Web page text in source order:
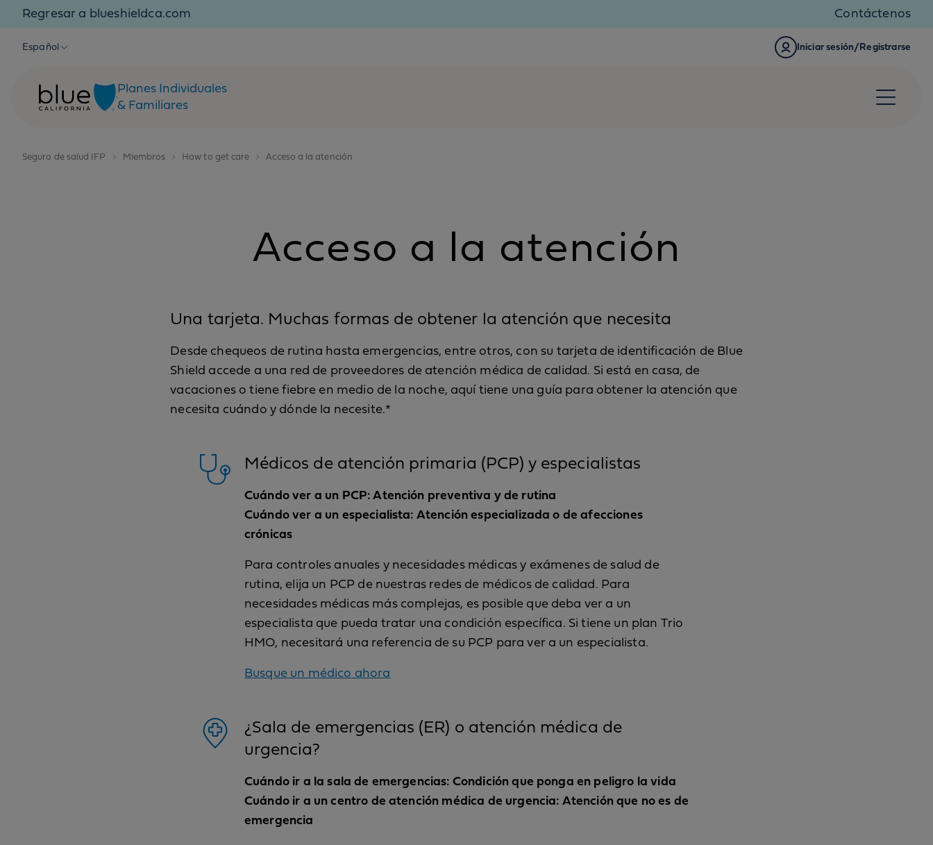
Skip to content
Regresar a blueshieldca.com Contáctenos
Español Iniciar sesión/Registrarse
Planes Individuales
& Familiares
Seguro de salud IFP Miembros How to get care Acceso a la atención
Acceso a la atención
Una tarjeta. Muchas formas de obtener la atención que necesita
Desde chequeos de rutina hasta emergencias, entre otros, con su tarjeta de identificación de Blue
Shield accede a una red de proveedores de atención médica de calidad. Si está en casa, de
vacaciones o tiene fiebre en medio de la noche, aquí tiene una guía para obtener la atención que
necesita cuándo y dónde la necesite.*
Médicos de atención primaria (PCP) y especialistas
Cuándo ver a un PCP: Atención preventiva y de rutina
Cuándo ver a un especialista: Atención especializada o de afecciones
crónicas
Para controles anuales y necesidades médicas y exámenes de salud de
rutina, elija un PCP de nuestras redes de médicos de calidad. Para
necesidades médicas más complejas, es posible que deba ver a un
especialista que pueda tratar una condición específica. Si tiene un plan Trio
HMO, necesitará una referencia de su PCP para ver a un especialista.
Busque un médico ahora
¿Sala de emergencias (ER) o atención médica de
urgencia?
Cuándo ir a la sala de emergencias: Condición que ponga en peligro la vida
Cuándo ir a un centro de atención médica de urgencia: Atención que no es de
emergencia